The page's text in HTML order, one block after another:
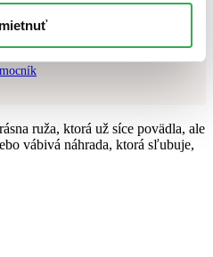
knihu?
ruža, ktorá už síce povädla, ale
vábivá náhrada, ktorá sľubuje,